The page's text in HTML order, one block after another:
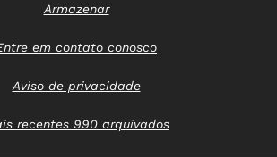
Armazenar
em contato conosco
Aviso de privacidade
recentes 990 arquivados